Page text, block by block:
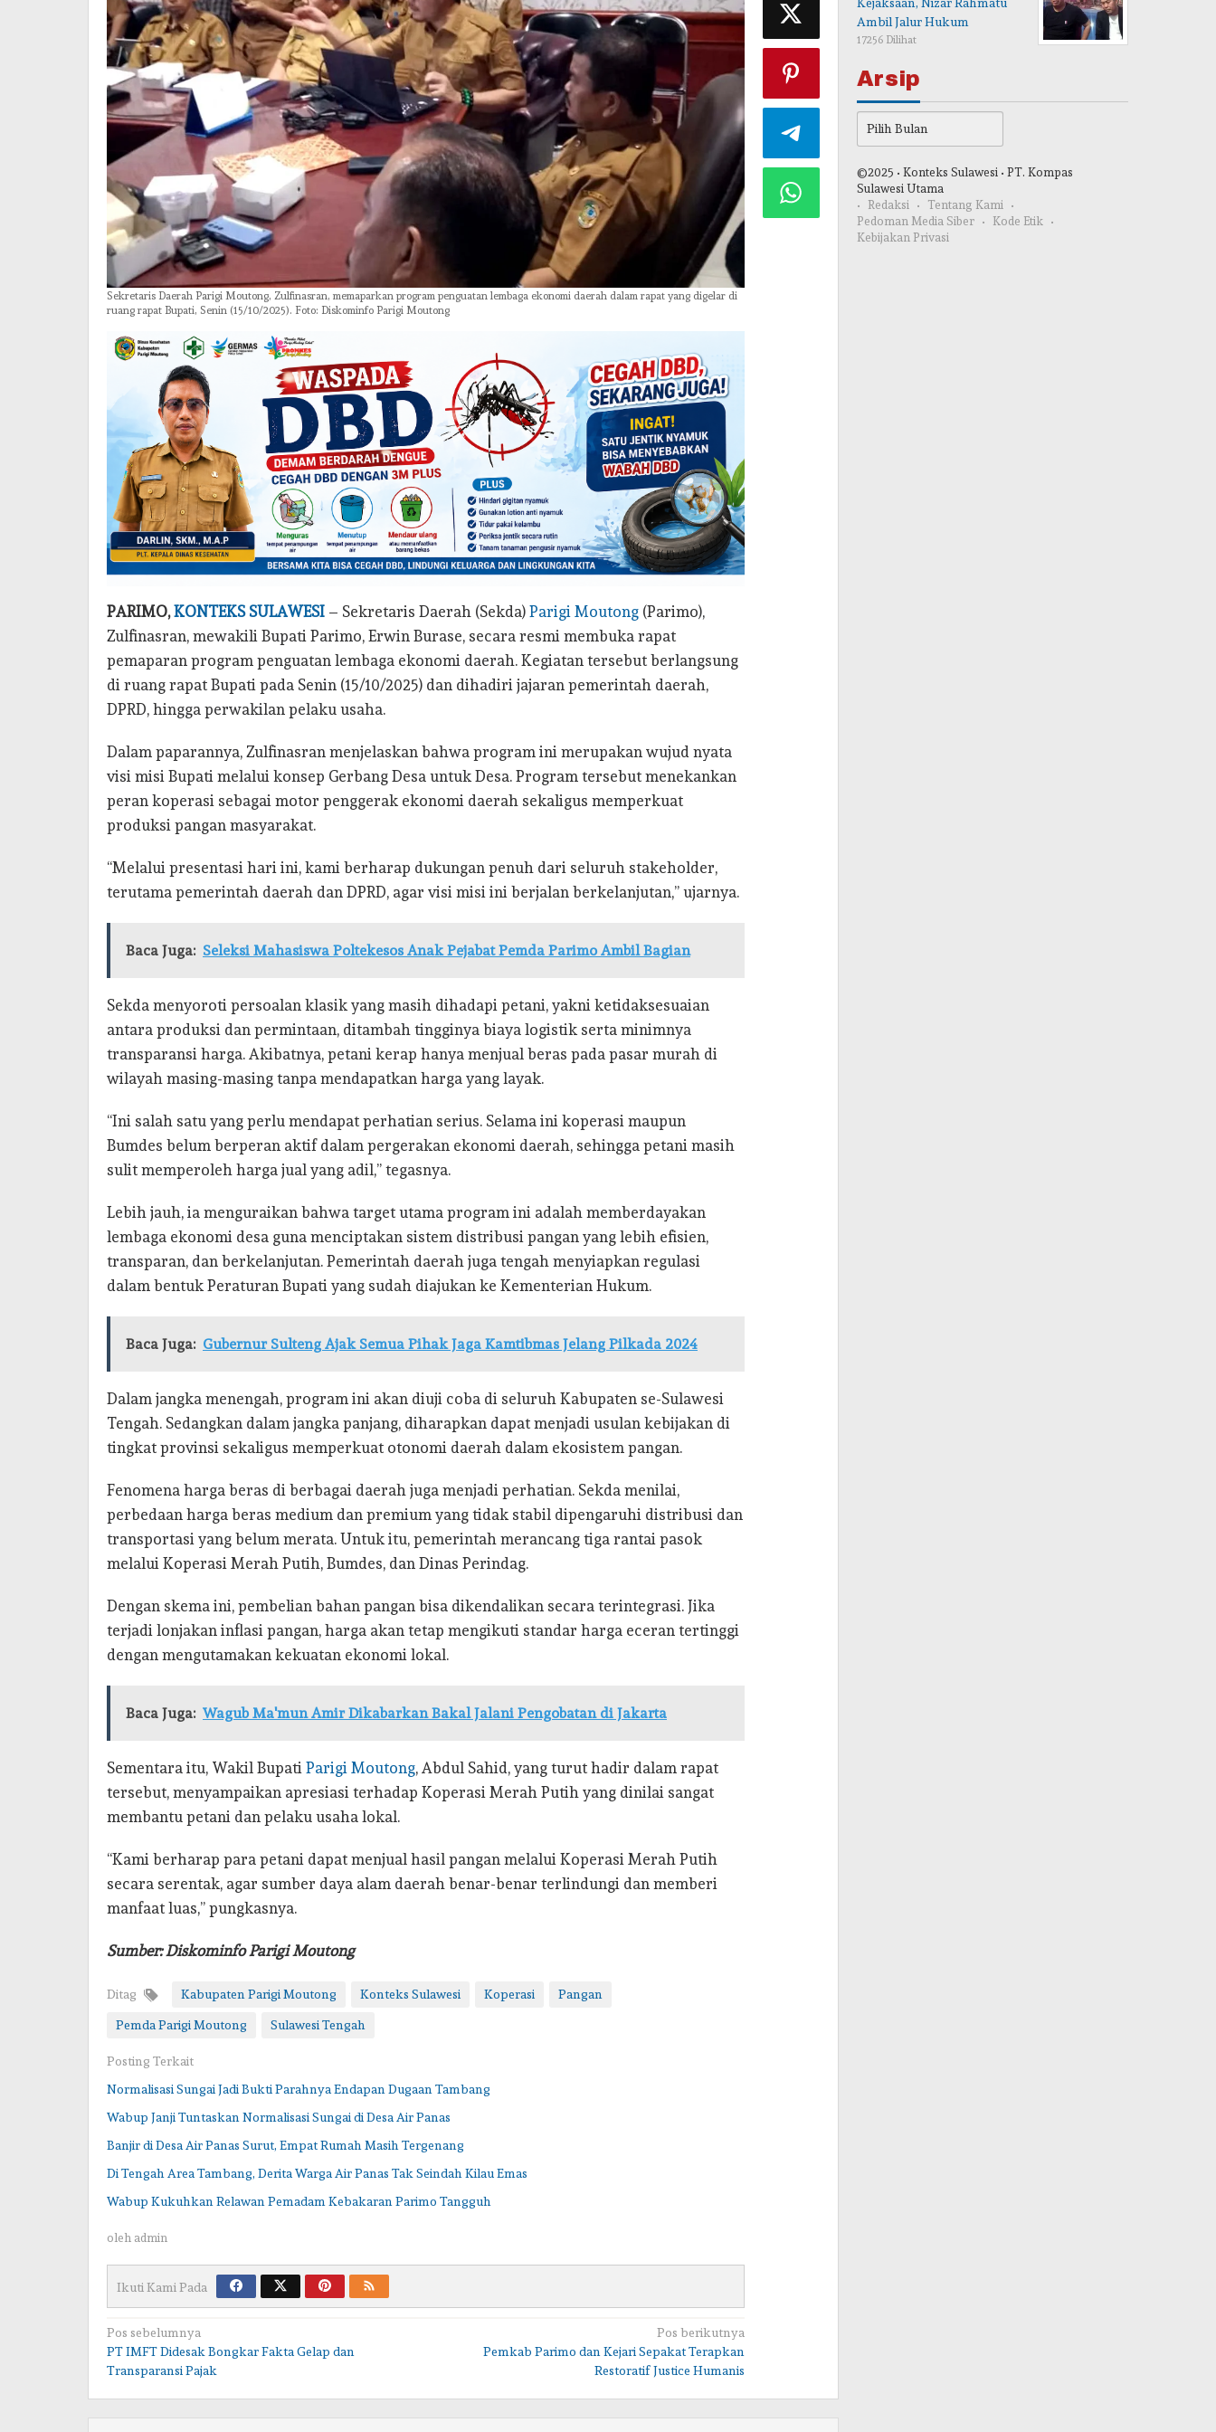
Sekretaris Daerah Parigi Moutong, Zulfinasran, memaparkan program penguatan lembaga ekonomi daerah dalam rapat yang digelar di
ruang rapat Bupati, Senin (15/10/2025). Foto: Diskominfo Parigi Moutong
PARIMO,KONTEKS SULAWESI – Sekretaris Daerah (Sekda) Parigi Moutong (Parimo),
Zulfinasran, mewakili Bupati Parimo, Erwin Burase, secara resmi membuka rapat
pemaparan program penguatan lembaga ekonomi daerah. Kegiatan tersebut berlangsung
di ruang rapat Bupati pada Senin (15/10/2025) dan dihadiri jajaran pemerintah daerah,
DPRD, hingga perwakilan pelaku usaha.
Dalam paparannya, Zulfinasran menjelaskan bahwa program ini merupakan wujud nyata
visi misi Bupati melalui konsep Gerbang Desa untuk Desa. Program tersebut menekankan
peran koperasi sebagai motor penggerak ekonomi daerah sekaligus memperkuat
produksi pangan masyarakat.
“Melalui presentasi hari ini, kami berharap dukungan penuh dari seluruh stakeholder,
terutama pemerintah daerah dan DPRD, agar visi misi ini berjalan berkelanjutan,” ujarnya.
Baca Juga: Seleksi Mahasiswa Poltekesos Anak Pejabat Pemda Parimo Ambil Bagian
Sekda menyoroti persoalan klasik yang masih dihadapi petani, yakni ketidaksesuaian
antara produksi dan permintaan, ditambah tingginya biaya logistik serta minimnya
transparansi harga. Akibatnya, petani kerap hanya menjual beras pada pasar murah di
wilayah masing-masing tanpa mendapatkan harga yang layak.
“Ini salah satu yang perlu mendapat perhatian serius. Selama ini koperasi maupun
Bumdes belum berperan aktif dalam pergerakan ekonomi daerah, sehingga petani masih
sulit memperoleh harga jual yang adil,” tegasnya.
Lebih jauh, ia menguraikan bahwa target utama program ini adalah memberdayakan
lembaga ekonomi desa guna menciptakan sistem distribusi pangan yang lebih efisien,
transparan, dan berkelanjutan. Pemerintah daerah juga tengah menyiapkan regulasi
dalam bentuk Peraturan Bupati yang sudah diajukan ke Kementerian Hukum.
Baca Juga: Gubernur Sulteng Ajak Semua Pihak Jaga Kamtibmas Jelang Pilkada 2024
Dalam jangka menengah, program ini akan diuji coba di seluruh Kabupaten se-Sulawesi
Tengah. Sedangkan dalam jangka panjang, diharapkan dapat menjadi usulan kebijakan di
tingkat provinsi sekaligus memperkuat otonomi daerah dalam ekosistem pangan.
Fenomena harga beras di berbagai daerah juga menjadi perhatian. Sekda menilai,
perbedaan harga beras medium dan premium yang tidak stabil dipengaruhi distribusi dan
transportasi yang belum merata. Untuk itu, pemerintah merancang tiga rantai pasok
melalui Koperasi Merah Putih, Bumdes, dan Dinas Perindag.
Dengan skema ini, pembelian bahan pangan bisa dikendalikan secara terintegrasi. Jika
terjadi lonjakan inflasi pangan, harga akan tetap mengikuti standar harga eceran tertinggi
dengan mengutamakan kekuatan ekonomi lokal.
Baca Juga: Wagub Ma'mun Amir Dikabarkan Bakal Jalani Pengobatan di Jakarta
Sementara itu, Wakil Bupati Parigi Moutong, Abdul Sahid, yang turut hadir dalam rapat
tersebut, menyampaikan apresiasi terhadap Koperasi Merah Putih yang dinilai sangat
membantu petani dan pelaku usaha lokal.
“Kami berharap para petani dapat menjual hasil pangan melalui Koperasi Merah Putih
secara serentak, agar sumber daya alam daerah benar-benar terlindungi dan memberi
manfaat luas,” pungkasnya.
Sumber: Diskominfo Parigi Moutong
Ditag Kabupaten Parigi Moutong Konteks Sulawesi Koperasi Pangan
Pemda Parigi Moutong Sulawesi Tengah
Posting Terkait
Normalisasi Sungai Jadi Bukti Parahnya Endapan Dugaan Tambang
Wabup Janji Tuntaskan Normalisasi Sungai di Desa Air Panas
Banjir di Desa Air Panas Surut, Empat Rumah Masih Tergenang
Di Tengah Area Tambang, Derita Warga Air Panas Tak Seindah Kilau Emas
Wabup Kukuhkan Relawan Pemadam Kebakaran Parimo Tangguh
oleh admin
Ikuti Kami Pada
Navigasi
pos
Pos sebelumnya
PT IMFT Didesak Bongkar Fakta Gelap dan
Transparansi Pajak
Pos berikutnya
Pemkab Parimo dan Kejari Sepakat Terapkan
Restoratif Justice Humanis
Kejaksaan, Nizar Rahmatu
Ambil Jalur Hukum
17256 Dilihat
Arsip
©2025 • Konteks Sulawesi • PT. Kompas
Sulawesi Utama
Redaksi
Tentang Kami
Pedoman Media Siber
Kode Etik
Kebijakan Privasi